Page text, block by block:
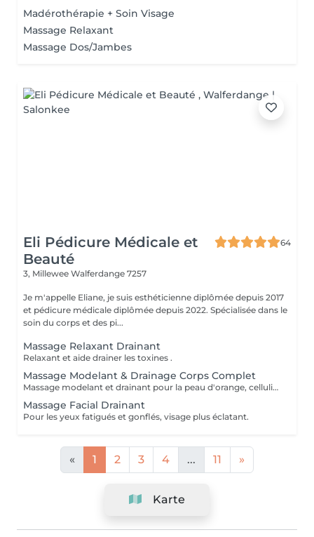
Madérothérapie + Soin Visage
Massage Relaxant
Massage Dos/Jambes
Eli Pédicure Médicale et
Beauté
64
3, Millewee Walferdange 7257
Je m'appelle Eliane, je suis esthéticienne diplômée depuis 2017
et pédicure médicale diplômée depuis 2022. Spécialisée dans le
soin du corps et des pi...
Massage Relaxant Drainant
Relaxant et aide drainer les toxines .
Massage Modelant & Drainage Corps Complet
Massage modelant et drainant pour la peau d'orange, cellulite aqueuse et raffermissante. Aide drainer la lymphe, toxines du corps et rétention d'eau.
Massage Facial Drainant
Pour les yeux fatigués et gonflés, visage plus éclatant.
« 1 2 3 4 ... 11 »
Karte